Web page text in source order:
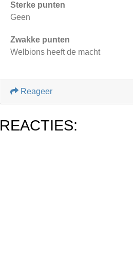
Sterke punten
Geen
Zwakke punten
Welbions heeft de macht
Reageer
REACTIES: